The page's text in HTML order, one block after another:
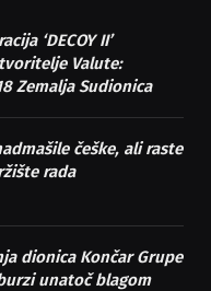
‘DECOY II’
Valute:
Zemalja Sudionica
češke, ali raste
rada
dionica Končar Grupe
unatoč blagom